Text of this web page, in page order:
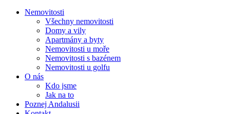
Nemovitosti
Všechny nemovitosti
Domy a vily
Apartmány a byty
Nemovitosti u moře
Nemovitosti s bazénem
Nemovitosti u golfu
O nás
Kdo jsme
Jak na to
Poznej Andalusii